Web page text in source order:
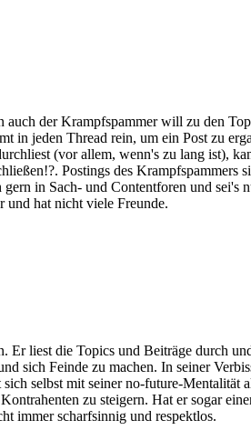
auch der Krampfspammer will zu den
in jeden Thread rein, um ein Post zu
(vor allem, wenn's zu lang ist),
Postings des Krampfspammers
in Sach- und Contentforen und sei's
und hat nicht viele Freunde.
Er liest die Topics und Beiträge durch
sich Feinde zu machen. In seiner
selbst mit seiner no-future-
zu steigern. Hat er sogar
immer scharfsinnig und respektlos.